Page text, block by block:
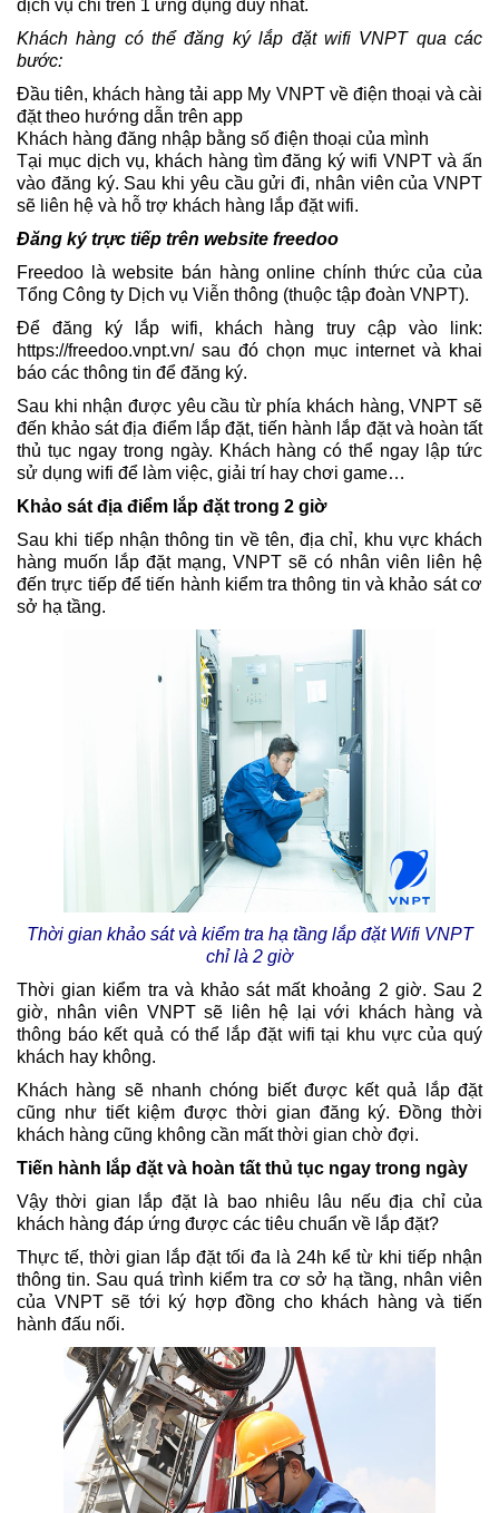
dịch vụ chỉ trên 1 ứng dụng duy nhất.
Khách hàng có thể đăng ký lắp đặt wifi VNPT qua các
bước:
Đầu tiên, khách hàng tải app My VNPT về điện thoại và cài
đặt theo hướng dẫn trên app
Khách hàng đăng nhập bằng số điện thoại của mình
Tại mục dịch vụ, khách hàng tìm đăng ký wifi VNPT và ấn
vào đăng ký. Sau khi yêu cầu gửi đi, nhân viên của VNPT
sẽ liên hệ và hỗ trợ khách hàng lắp đặt wifi.
Đăng ký trực tiếp trên website freedoo
Freedoo là website bán hàng online chính thức của của
Tổng Công ty Dịch vụ Viễn thông (thuộc tập đoàn VNPT).
Để đăng ký lắp wifi, khách hàng truy cập vào link:
https://freedoo.vnpt.vn/ sau đó chọn mục internet và khai
báo các thông tin để đăng ký.
Sau khi nhận được yêu cầu từ phía khách hàng, VNPT sẽ
đến khảo sát địa điểm lắp đặt, tiến hành lắp đặt và hoàn tất
thủ tục ngay trong ngày. Khách hàng có thể ngay lập tức
sử dụng wifi để làm việc, giải trí hay chơi game…
Khảo sát địa điểm lắp đặt trong 2 giờ
Sau khi tiếp nhận thông tin về tên, địa chỉ, khu vực khách
hàng muốn lắp đặt mạng, VNPT sẽ có nhân viên liên hệ
đến trực tiếp để tiến hành kiểm tra thông tin và khảo sát cơ
sở hạ tầng.
Thời gian khảo sát và kiểm tra hạ tầng lắp đặt Wifi VNPT
chỉ là 2 giờ
Thời gian kiểm tra và khảo sát mất khoảng 2 giờ. Sau 2
giờ, nhân viên VNPT sẽ liên hệ lại với khách hàng và
thông báo kết quả có thể lắp đặt wifi tại khu vực của quý
khách hay không.
Khách hàng sẽ nhanh chóng biết được kết quả lắp đặt
cũng như tiết kiệm được thời gian đăng ký. Đồng thời
khách hàng cũng không cần mất thời gian chờ đợi.
Tiến hành lắp đặt và hoàn tất thủ tục ngay trong ngày
Vậy thời gian lắp đặt là bao nhiêu lâu nếu địa chỉ của
khách hàng đáp ứng được các tiêu chuẩn về lắp đặt?
Thực tế, thời gian lắp đặt tối đa là 24h kể từ khi tiếp nhận
thông tin. Sau quá trình kiểm tra cơ sở hạ tầng, nhân viên
của VNPT sẽ tới ký hợp đồng cho khách hàng và tiến
hành đấu nối.